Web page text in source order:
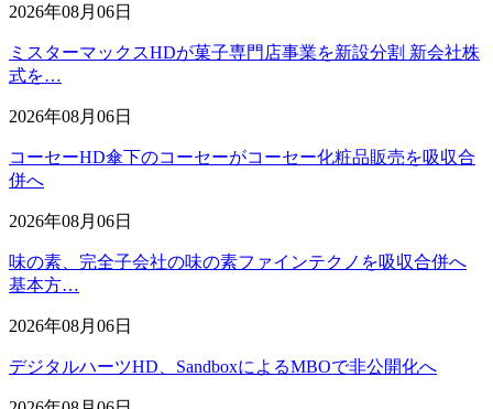
2026年08月06日
ミスターマックスHDが菓子専門店事業を新設分割 新会社株
式を…
2026年08月06日
コーセーHD傘下のコーセーがコーセー化粧品販売を吸収合
併へ
2026年08月06日
味の素、完全子会社の味の素ファインテクノを吸収合併へ
基本方…
2026年08月06日
デジタルハーツHD、SandboxによるMBOで非公開化へ